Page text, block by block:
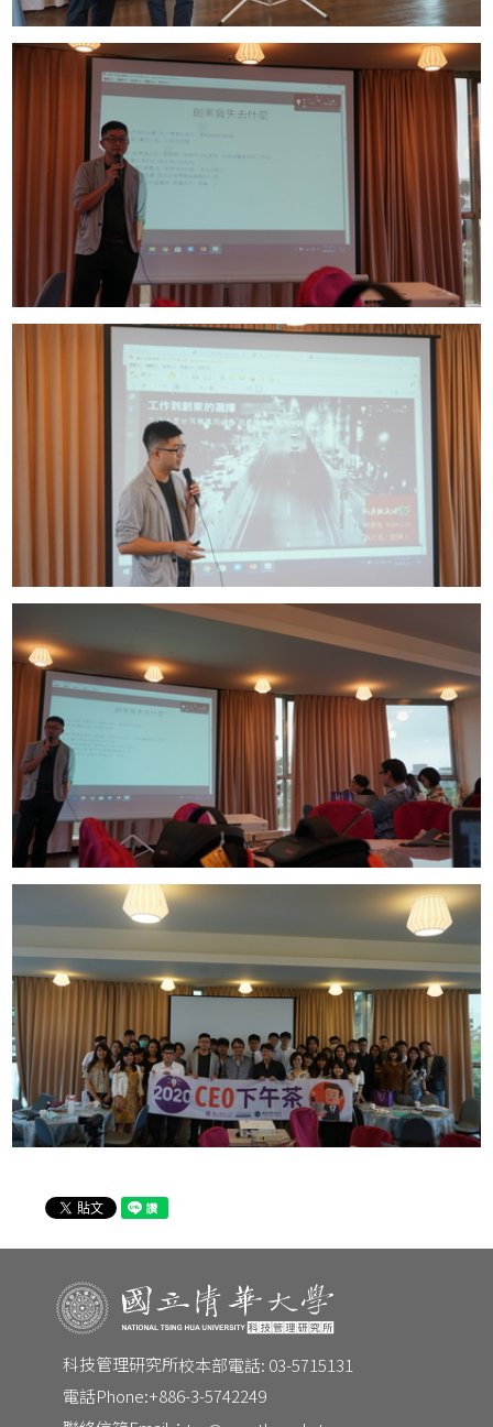
CONTACT
Email：tm@my.nthu.edu.tw
地址：30013 新竹市光復路二段101號 台積館 R545
科技管理研究所校本部電話: 03-5715131
電話Phone:+886-3-5742249